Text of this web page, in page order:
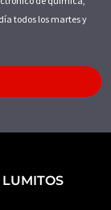
todos los martes y